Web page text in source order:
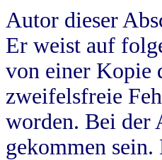
Autor dieser
Er weist auf
von einer Kopie
zweifelsfreie
worden. Bei der
gekommen